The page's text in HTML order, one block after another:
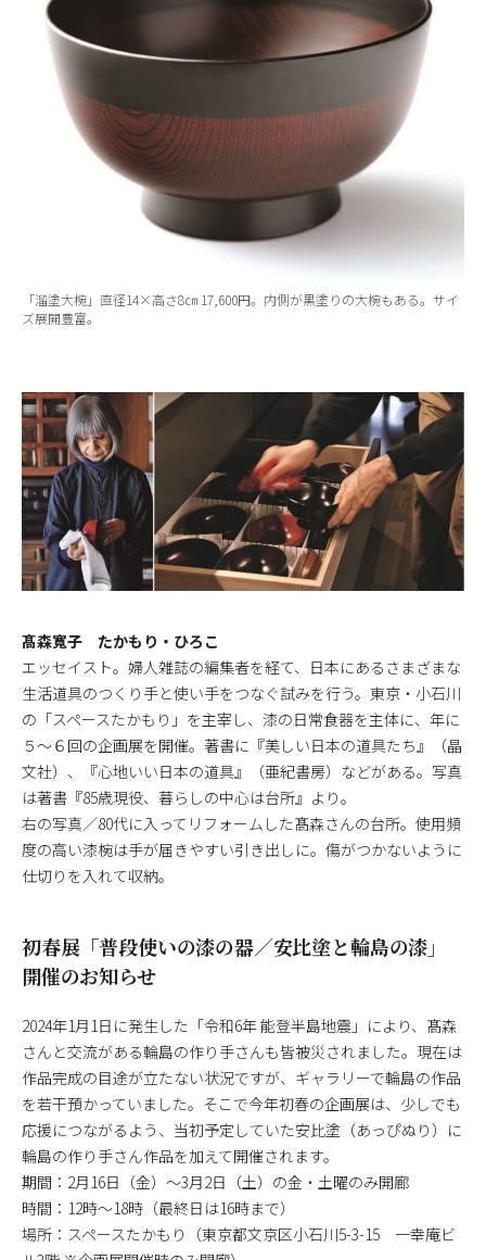
「溜塗大椀」直径14×高さ8㎝ 17,600円。内側が黒塗りの大椀もある。サイ
ズ展開豊富。
髙森寬子 たかもり・ひろこ
エッセイスト。婦人雑誌の編集者を経て、日本にあるさまざまな
生活道具のつくり手と使い手をつなぐ試みを行う。東京・小石川
の「スペースたかもり」を主宰し、漆の日常食器を主体に、年に
５〜６回の企画展を開催。著書に『美しい日本の道具たち』（晶
文社）、『心地いい日本の道具』（亜紀書房）などがある。写真
は著書『85歳現役、暮らしの中心は台所』より。
右の写真／80代に入ってリフォームした髙森さんの台所。使用頻
度の高い漆椀は手が届きやすい引き出しに。傷がつかないように
仕切りを入れて収納。
初春展「普段使いの漆の器／安比塗と輪島の漆」
開催のお知らせ
2024年1月1日に発生した「令和6年 能登半島地震」により、髙森
さんと交流がある輪島の作り手さんも皆被災されました。現在は
作品完成の目途が立たない状況ですが、ギャラリーで輪島の作品
を若干預かっていました。そこで今年初春の企画展は、少しでも
応援につながるよう、当初予定していた安比塗（あっぴぬり）に
輪島の作り手さん作品を加えて開催されます。
期間：2月16日（金）～3月2日（土）の金・土曜のみ開廊
時間：12時～18時（最終日は16時まで）
場所：スペースたかもり（東京都文京区小石川5-3-15 一幸庵ビ